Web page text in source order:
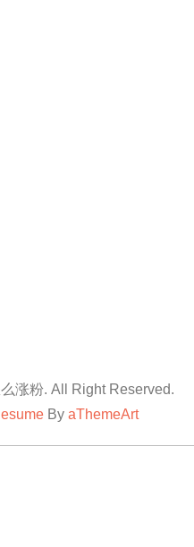
涨粉. All Right Reserved.
By aThemeArt